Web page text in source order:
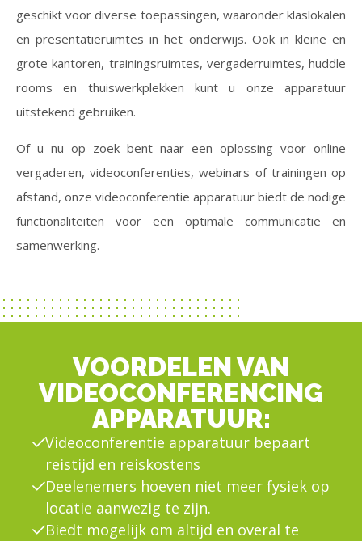
geschikt voor diverse toepassingen, waaronder klaslokalen
en presentatieruimtes in het onderwijs. Ook in kleine en
grote kantoren, trainingsruimtes, vergaderruimtes, huddle
rooms en thuiswerkplekken kunt u onze apparatuur
uitstekend gebruiken.
Of u nu op zoek bent naar een oplossing voor online
vergaderen, videoconferenties, webinars of trainingen op
afstand, onze videoconferentie apparatuur biedt de nodige
functionaliteiten voor een optimale communicatie en
samenwerking.
VOORDELEN VAN
VIDEOCONFERENCING
APPARATUUR:
Videoconferentie apparatuur bepaart
reistijd en reiskostens
Deelenemers hoeven niet meer fysiek op
locatie aanwezig te zijn.
Biedt mogelijk om altijd en overal te